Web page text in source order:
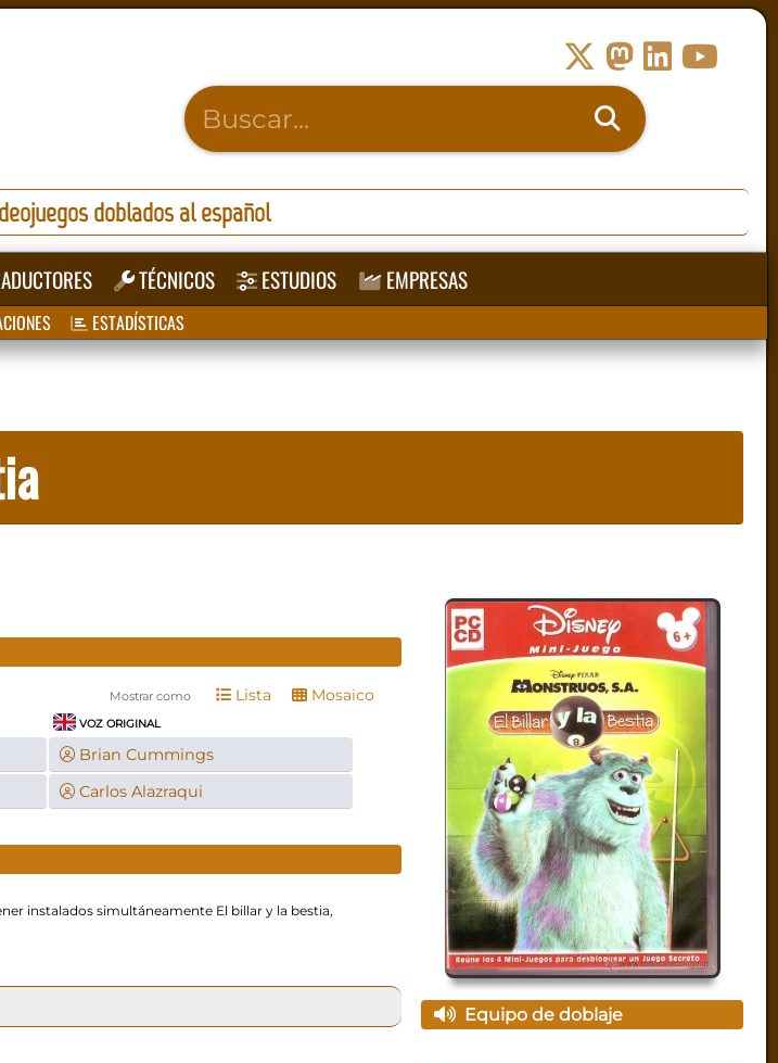
doblados al español
TÉCNICOS ESTUDIOS EMPRESAS
ESTADÍSTICAS
Mostrar como Lista Mosaico
VOZ ORIGINAL
Brian Cummings
Carlos Alazraqui
instalados simultáneamente El billar y la bestia,
Equipo de doblaje